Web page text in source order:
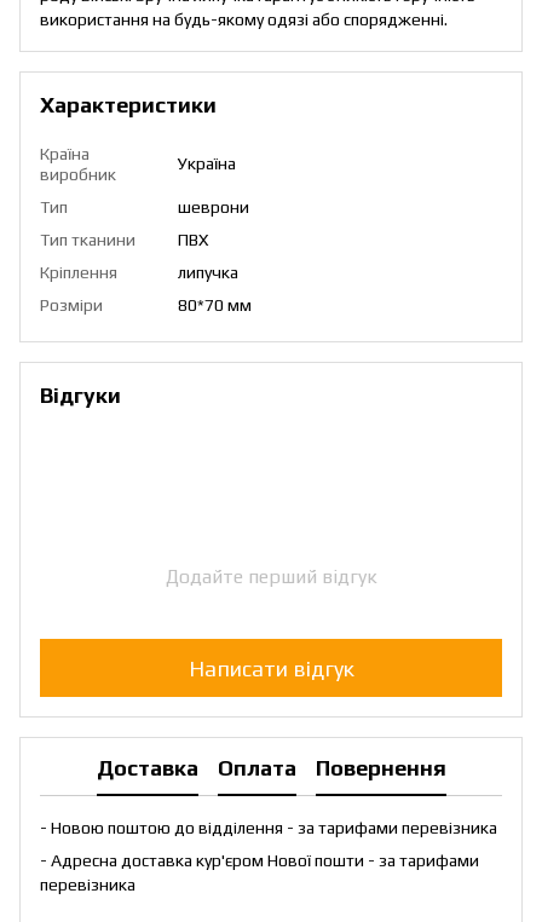
використання на будь-якому одязі або спорядженні.
Характеристики
Країна
виробник
Україна
Тип
шеврони
Тип тканини
ПВХ
Кріплення
липучка
Розміри
80*70 мм
Відгуки
Додайте перший відгук
Написати відгук
Доставка Оплата Повернення
- Новою поштою до відділення - за тарифами перевізника
- Адресна доставка кур'єром Нової пошти - за тарифами
перевізника